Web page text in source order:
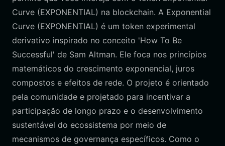
Curve (EXPONENTIAL) na blockchain. A Exponential
Curve (EXPONENTIAL) é um token experimental
derivativo inspirado no conceito 'How To Be
Successful' de Sam Altman. Ele foca nos princípios
matemáticos do crescimento exponencial, juros
compostos e efeitos de rede. O projeto é orientado
pela comunidade e projetado para incentivar a
participação de longo prazo e o desenvolvimento
sustentável do ecossistema por meio de
mecanismos de governança específicos. Como o